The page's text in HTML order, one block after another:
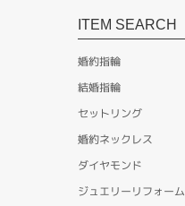
ITEM SEARCH
婚約指輪
結婚指輪
セットリング
婚約ネックレス
ダイヤモンド
ジュエリーリフォーム